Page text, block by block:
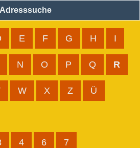
Adresssuche
E F G H I
N O P Q R
W X Z Ü
4 6 7